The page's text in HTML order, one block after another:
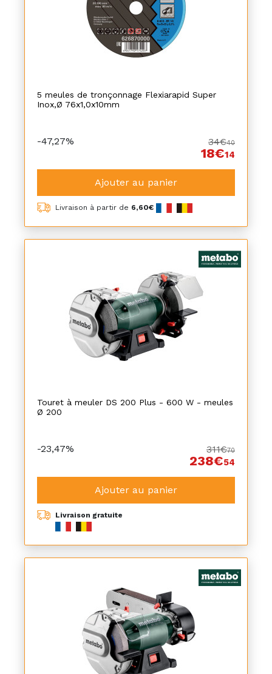
5 meules de tronçonnage Flexiarapid Super
Inox,Ø 76x1,0x10mm
-47,27% 34€40
18€14
Ajouter au panier
Livraison à partir de 6,60€
Touret à meuler DS 200 Plus - 600 W - meules
Ø 200
-23,47% 311€70
238€54
Ajouter au panier
Livraison gratuite